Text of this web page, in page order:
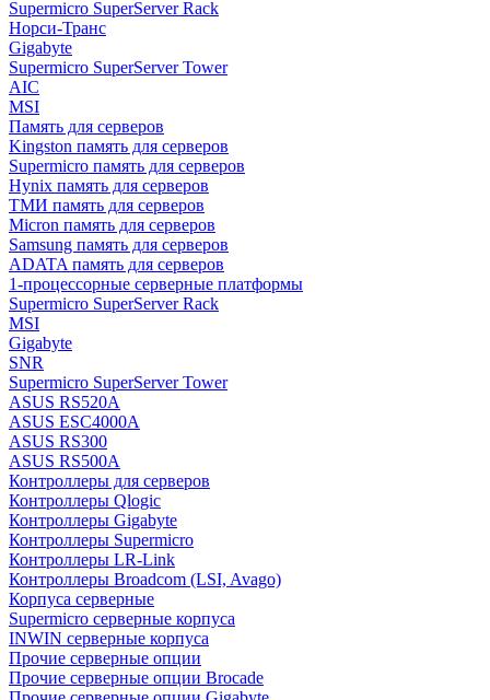
Supermicro SuperServer Rack
Норси-Транс
Gigabyte
Supermicro SuperServer Tower
AIC
MSI
Память для серверов
Kingston память для серверов
Supermicro память для серверов
Hynix память для серверов
ТМИ память для серверов
Micron память для серверов
Samsung память для серверов
ADATA память для серверов
1-процессорные серверные платформы
Supermicro SuperServer Rack
MSI
Gigabyte
SNR
Supermicro SuperServer Tower
ASUS RS520A
ASUS ESC4000A
ASUS RS300
ASUS RS500A
Контроллеры для серверов
Контроллеры Qlogic
Контроллеры Gigabyte
Контроллеры Supermicro
Контроллеры LR-Link
Контроллеры Broadcom (LSI, Avago)
Корпуса серверные
Supermicro серверные корпуса
INWIN серверные корпуса
Прочие серверные опции
Прочие серверные опции Brocade